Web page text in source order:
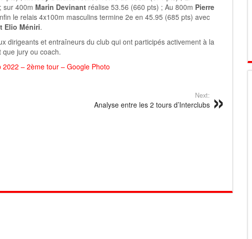
sur 400m Marin Devinant réalise 53.56 (660 pts) ; Au 800m Pierre
le relais 4x100m masculins termine 2e en 45.95 (685 pts) avec
Elio Méniri.
dirigeants et entraîneurs du club qui ont participés activement à la
que jury ou coach.
2022 – 2ème tour – Google Photo
Next:
Analyse entre les 2 tours d’Interclubs